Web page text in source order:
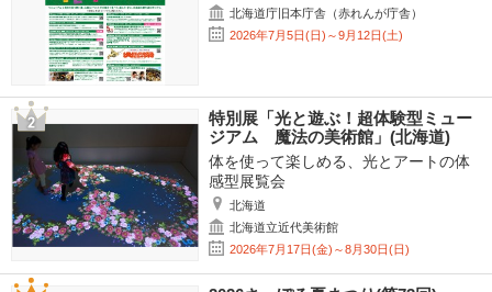
北海道庁旧本庁舎（赤れんが庁舎）
2026年7月5日(日)～9月12日(土)
特別展「光と遊ぶ！超体験型ミュー
ジアム 魔法の美術館」(北海道)
体を使って楽しめる、光とアートの体
感型展覧会
北海道
北海道立近代美術館
2026年7月17日(金)～8月30日(日)